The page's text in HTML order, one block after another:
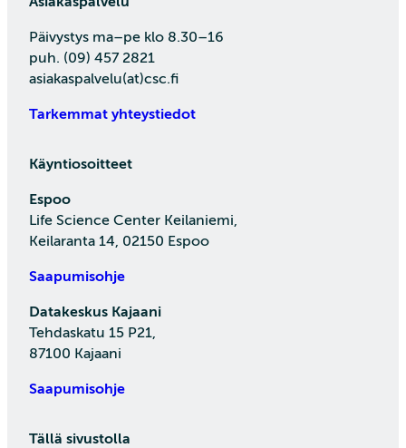
Päivystys ma–pe klo 8.30–16
puh. (09) 457 2821
asiakaspalvelu(at)csc.fi
Tarkemmat yhteystiedot
Käyntiosoitteet
Espoo
Life Science Center Keilaniemi,
Keilaranta 14, 02150 Espoo
Saapumisohje
Datakeskus Kajaani
Tehdaskatu 15 P21,
87100 Kajaani
Saapumisohje
Tällä sivustolla